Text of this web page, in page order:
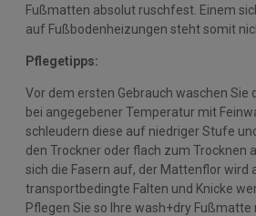
Fußmatten absolut ruschfest. Einem
auf Fußbodenheizungen steht somit
Pflegetipps:
Vor dem ersten Gebrauch waschen Sie
bei angegebener Temperatur mit
schleudern diese auf niedriger Stufe
den Trockner oder flach zum Trocknen
sich die Fasern auf, der Mattenflor wird
transportbedingte Falten und Knicke
Pflegen Sie so Ihre wash+dry